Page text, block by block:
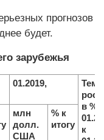
прогнозов
будет.
зарубежья
01.2019,
Темп
в %,
к
млн
долл.
США
% к
итогу